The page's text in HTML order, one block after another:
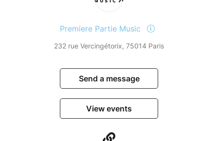
Premiere Partie Music
232 rue Vercingétorix, 75014 Paris
Send a message
View events